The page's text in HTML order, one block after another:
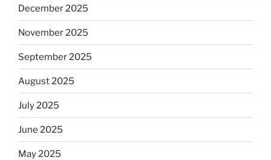
December 2025
November 2025
September 2025
August 2025
July 2025
June 2025
May 2025